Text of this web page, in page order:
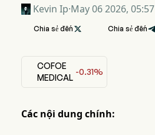
Kevin Ip·May 06 2026, 05:57
Chia sẻ đến  Chia sẻ đến
COFOE
MEDICAL
-0.31%
Các nội dung chính: